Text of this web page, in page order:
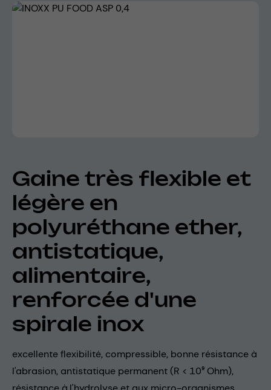
Skip image gallery
Gaine très flexible et
légère en
polyuréthane ether,
antistatique,
alimentaire,
renforcée d'une
spirale inox
excellente flexibilité, compressible, bonne résistance à
l'abrasion, antistatique permanent (R < 10⁹ Ohm),